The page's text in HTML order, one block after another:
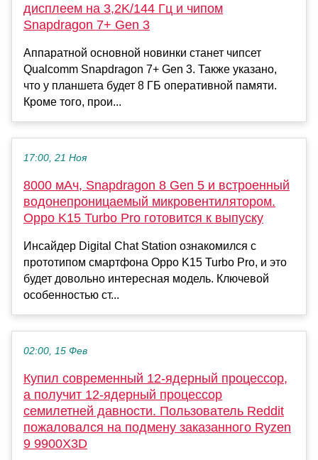
дисплеем на 3,2K/144 Гц и чипом
Snapdragon 7+ Gen 3
Аппаратной основной новинки станет чипсет
Qualcomm Snapdragon 7+ Gen 3. Также указано,
что у планшета будет 8 ГБ оперативной памяти.
Кроме того, прои...
17:00, 21 Ноя
8000 мАч, Snapdragon 8 Gen 5 и встроенный
водонепроницаемый микровентилятором.
Oppo K15 Turbo Pro готовится к выпуску
Инсайдер Digital Chat Station ознакомился с
прототипом смартфона Oppo K15 Turbo Pro, и это
будет довольно интересная модель. Ключевой
особенностью ст...
02:00, 15 Фев
Купил современный 12-ядерный процессор,
а получит 12-ядерный процессор
семилетней давности. Пользователь Reddit
пожаловался на подмену заказанного Ryzen
9 9900X3D